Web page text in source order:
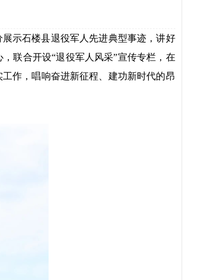
示石楼县退役军人先进典型事迹，讲好
联合开设“退役军人风采”宣传专栏，在
作，唱响奋进新征程、建功新时代的昂